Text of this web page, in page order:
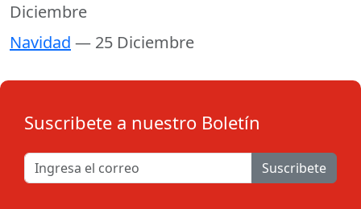
Diciembre
Navidad — 25 Diciembre
Suscribete a nuestro Boletín
Suscribete